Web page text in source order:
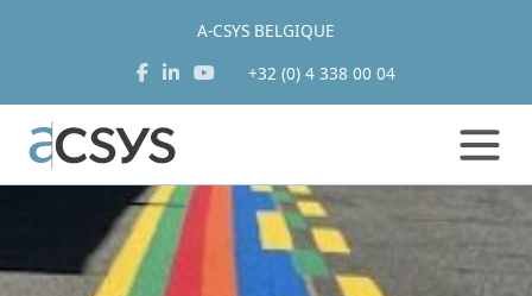
Aller
contenu
A-CSYS BELGIQUE
+32 (0) 4 338 00 04